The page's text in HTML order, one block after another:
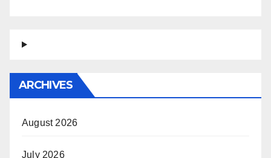
ARCHIVES
August 2026
July 2026